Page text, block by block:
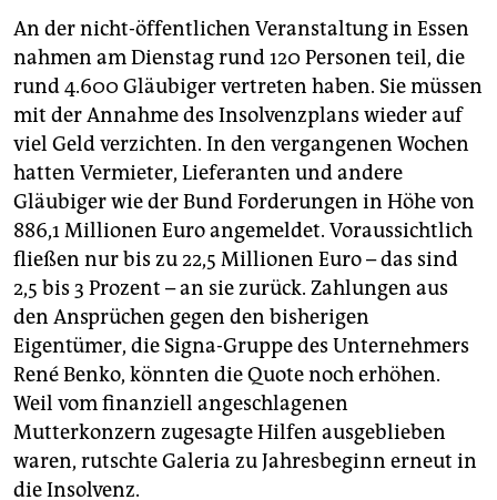
An der nicht-öffentlichen Veranstaltung in Essen
nahmen am Dienstag rund 120 Personen teil, die
rund 4.600 Gläubiger vertreten haben. Sie müssen
mit der Annahme des Insolvenzplans wieder auf
viel Geld verzichten. In den vergangenen Wochen
hatten Vermieter, Lieferanten und andere
Gläubiger wie der Bund Forderungen in Höhe von
886,1 Millionen Euro angemeldet. Voraussichtlich
fließen nur bis zu 22,5 Millionen Euro – das sind
2,5 bis 3 Prozent – an sie zurück. Zahlungen aus
den Ansprüchen gegen den bisherigen
Eigentümer, die Signa-Gruppe des Unternehmers
René Benko, könnten die Quote noch erhöhen.
Weil vom finanziell angeschlagenen
Mutterkonzern zugesagte Hilfen ausgeblieben
waren, rutschte Galeria zu Jahresbeginn erneut in
die Insolvenz.